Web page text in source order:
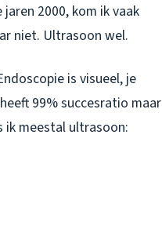
2000, kom ik vaak
niet. Ultrasoon wel.
is visueel, je
99% succesratio maar
ik meestal ultrasoon: